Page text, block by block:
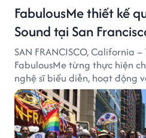
FabulousMe thiết kế
Sound tại San
SAN FRANCISCO, California
FabulousMe từng thực hiện
nghệ sĩ biểu diễn, hoạt động
2019 mang một bối cảnh
chức phi lợi nhuận tại San
lĩnh vực phòng ngừa bạo
và xây dựng môi trường an